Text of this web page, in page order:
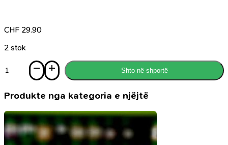
CHF 29.90
2 stok
Parfum
for
100ml
Shto në shportë
Produkte nga kategoria e njëjtë